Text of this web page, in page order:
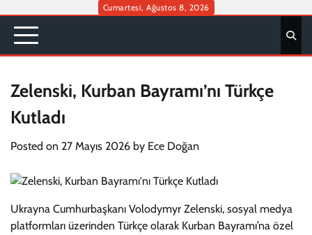
content
Cumartesi, Ağustos 8, 2026
Zelenski, Kurban Bayramı’nı Türkçe
Kutladı
Posted on 27 Mayıs 2026 by Ece Doğan
Ukrayna Cumhurbaşkanı Volodymyr Zelenski, sosyal medya
platformları üzerinden Türkçe olarak Kurban Bayramı’na özel